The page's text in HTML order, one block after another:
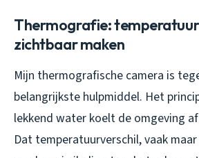
Thermografie:
zichtbaar maken
Mijn thermografische camera is
belangrijkste hulpmiddel. Het
lekkend water koelt de omgeving
Dat temperatuurverschil, vaak